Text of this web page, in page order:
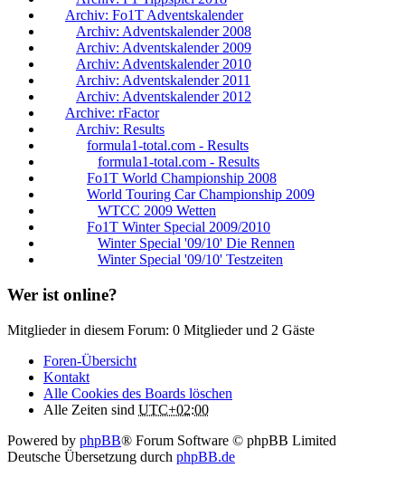
Archiv: Fo1T Adventskalender
Archiv: Adventskalender 2008
Archiv: Adventskalender 2009
Archiv: Adventskalender 2010
Archiv: Adventskalender 2011
Archiv: Adventskalender 2012
Archive: rFactor
Archiv: Results
formula1-total.com - Results
formula1-total.com - Results
Fo1T World Championship 2008
World Touring Car Championship 2009
WTCC 2009 Wetten
Fo1T Winter Special 2009/2010
Winter Special '09/10' Die Rennen
Winter Special '09/10' Testzeiten
Wer ist online?
Mitglieder in diesem Forum: 0 Mitglieder und 2 Gäste
Foren-Übersicht
Kontakt
Alle Cookies des Boards löschen
Alle Zeiten sind UTC+02:00
Powered by phpBB® Forum Software © phpBB Limited
Deutsche Übersetzung durch phpBB.de